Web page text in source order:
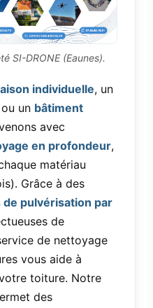
SI-DRONE (Eaunes).
individuelle, un
un bâtiment
avec
en profondeur,
matériau
Grâce à des
pulvérisation par
de
de nettoyage
vous aide à
toiture. Notre
des